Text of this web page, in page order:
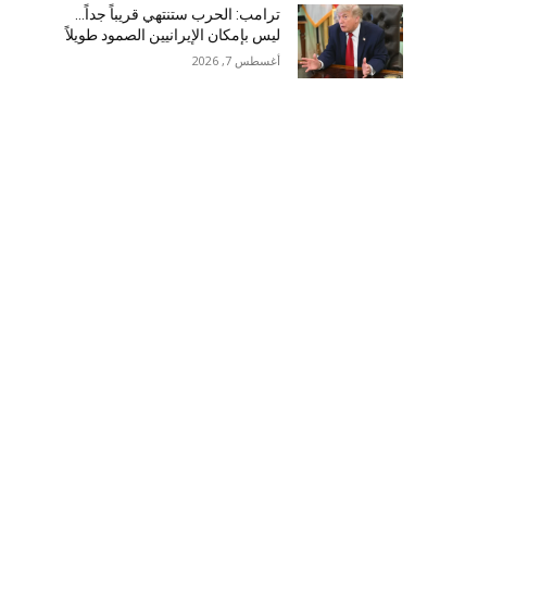
ترامب: الحرب ستنتهي قريباً جداً…
ليس بإمكان الإيرانيين الصمود طويلاً
أغسطس 7, 2026